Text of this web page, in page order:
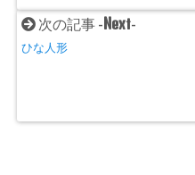
次の記事 - Next-
ひな人形